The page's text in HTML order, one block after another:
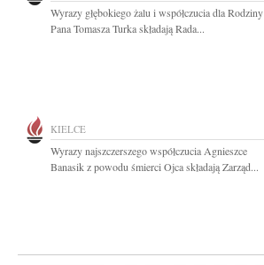
Wyrazy głębokiego żalu i współczucia dla Rodziny
Pana Tomasza Turka składają Rada...
KIELCE
Wyrazy najszczerszego współczucia Agnieszce
Banasik z powodu śmierci Ojca składają Zarząd...